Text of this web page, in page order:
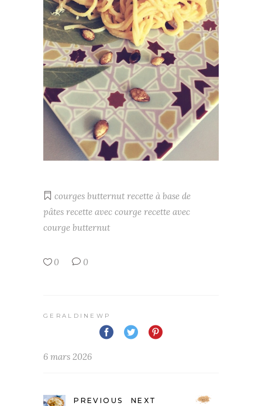
courges butternut recette à base de
pâtes recette avec courge recette avec
courge butternut
0 0
GERALDINEWP
6 mars 2026
PREVIOUS
NEXT